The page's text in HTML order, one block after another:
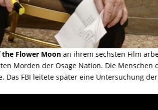
the Flower Moon an ihrem sechsten Film
Morden der Osage Nation. Die Menschen
FBI leitete später eine Untersuchung